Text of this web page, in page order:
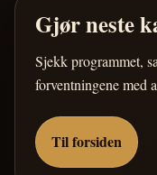
Gjør neste
Sjekk programmet,
forventningene med
Til forsiden